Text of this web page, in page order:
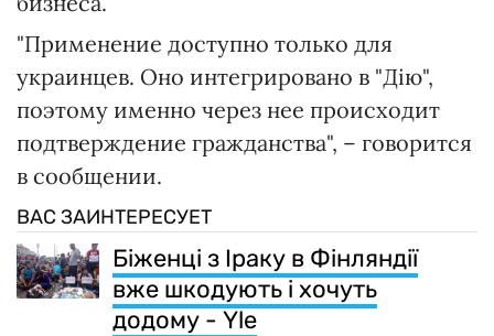
"Применение доступно только для
украинцев. Оно интегрировано в "Дію",
поэтому именно через нее происходит
подтверждение гражданства", – говорится
в сообщении.
ВАС ЗАИНТЕРЕСУЕТ
Біженці з Іраку в Фінляндії
вже шкодують і хочуть
додому - Yle